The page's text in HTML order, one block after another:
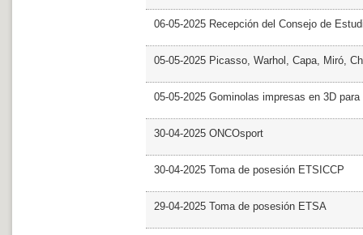
06-05-2025 Recepción del Consejo de
05-05-2025 Picasso, Warhol, Capa, Miró,
05-05-2025 Gominolas impresas en 3D
30-04-2025 ONCOsport
30-04-2025 Toma de posesión ETSICCP
29-04-2025 Toma de posesión ETSA